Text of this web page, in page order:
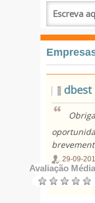
dbest
29-09-
Avaliação